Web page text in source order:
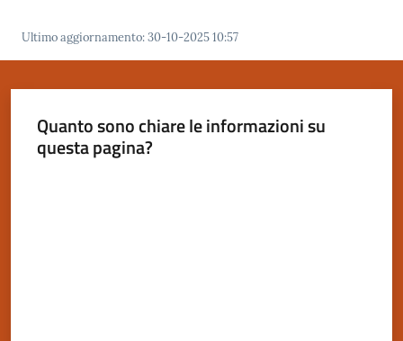
Dozza
Ultimo aggiornamento:30-10-2025 10:57
Quanto sono chiare le informazioni su
questa pagina?